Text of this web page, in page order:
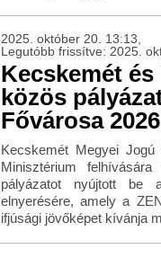
2025. október 20. 13:13,
Legutóbb frissítve: 2025.
Kecskemét
közös
Fővárosa
Kecskemét Megyei
Minisztérium
pályázatot nyújtott be
elnyerésére, amely a
ifjúsági jövőképet kívánja